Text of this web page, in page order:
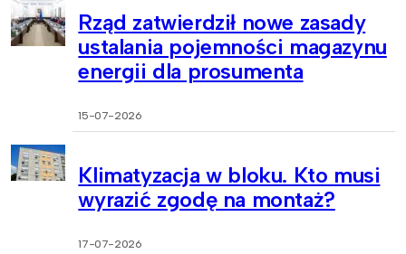
Rząd zatwierdził nowe zasady
ustalania pojemności magazynu
energii dla prosumenta
15-07-2026
Klimatyzacja w bloku. Kto musi
wyrazić zgodę na montaż?
17-07-2026